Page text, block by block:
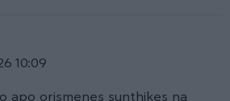
10:09
apo orismenes sunthikes na